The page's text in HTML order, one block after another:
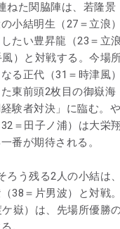
ねた関脇陣は、若隆景
小結明生（27＝立浪
たい豊昇龍（23＝立
）と対戦する。今場
る正代（31＝時津風
東前頭2枚目の御嶽海
験者対決」に臨む。
＝田子ノ浦）は大栄
番が期待される。
ろう残る2人の小結は
38＝片男波）と対戦
嶽）は、先場所優勝